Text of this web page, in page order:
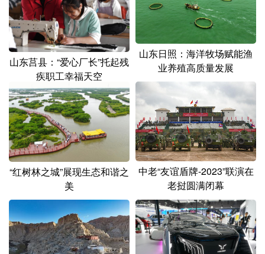
山东莒县：“爱心厂长”托起残
疾职工幸福天空
山东日照：海洋牧场赋能渔
业养殖高质量发展
“红树林之城”展现生态和谐之
美
中老“友谊盾牌-2023”联演在
老挝圆满闭幕